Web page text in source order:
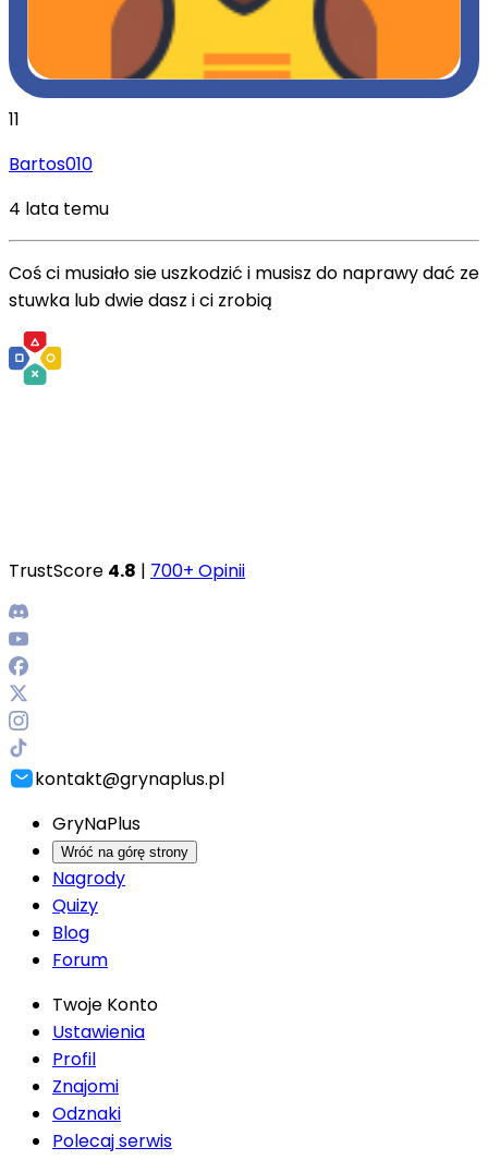
11
Bartos010
4 lata temu
Coś ci musiało sie uszkodzić i musisz do naprawy dać ze
stuwka lub dwie dasz i ci zrobią
TrustScore 4.8 | 700+ Opinii
kontakt@grynaplus.pl
GryNaPlus
Wróć na górę strony
Nagrody
Quizy
Blog
Forum
Twoje Konto
Ustawienia
Profil
Znajomi
Odznaki
Polecaj serwis